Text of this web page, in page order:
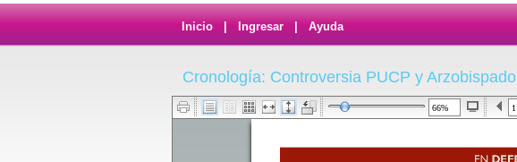
Inicio Ingresar Ayuda
Cronología: Controversia PUCP y Arzobispado